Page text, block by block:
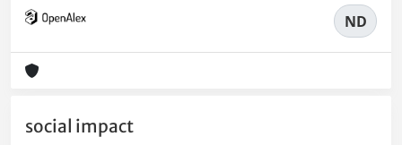
ND
social impact